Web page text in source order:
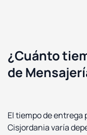
¿Cuánto
de
El tiempo de entrega
Cisjordania varía